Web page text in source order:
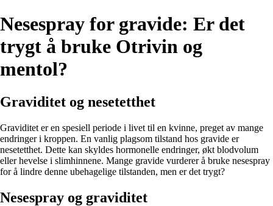
Nesespray for gravide: Er det
trygt å bruke Otrivin og
mentol?
Graviditet og nesetetthet
Graviditet er en spesiell periode i livet til en kvinne, preget av mange
endringer i kroppen. En vanlig plagsom tilstand hos gravide er
nesetetthet. Dette kan skyldes hormonelle endringer, økt blodvolum
eller hevelse i slimhinnene. Mange gravide vurderer å bruke nesespray
for å lindre denne ubehagelige tilstanden, men er det trygt?
Nesespray og graviditet